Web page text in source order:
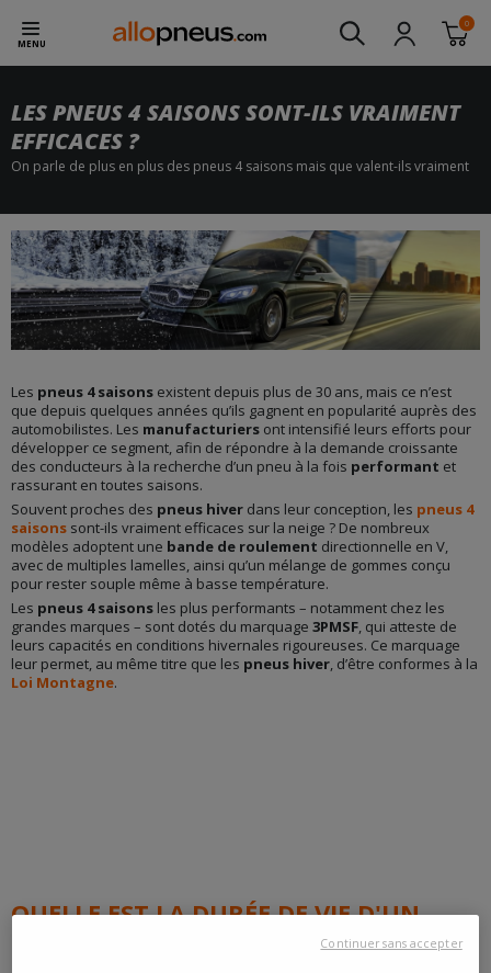
MENU
0
LES PNEUS 4 SAISONS SONT-ILS VRAIMENT
EFFICACES ?
On parle de plus en plus des pneus 4 saisons mais que valent-ils vraiment
Les pneus 4 saisons existent depuis plus de 30 ans, mais ce n’est
que depuis quelques années qu’ils gagnent en popularité auprès des
automobilistes. Les manufacturiers ont intensifié leurs efforts pour
développer ce segment, afin de répondre à la demande croissante
des conducteurs à la recherche d’un pneu à la fois performant et
rassurant en toutes saisons.
Souvent proches des pneus hiver dans leur conception, les pneus 4
saisons sont-ils vraiment efficaces sur la neige ? De nombreux
modèles adoptent une bande de roulement directionnelle en V,
avec de multiples lamelles, ainsi qu’un mélange de gommes conçu
pour rester souple même à basse température.
Les pneus 4 saisons les plus performants – notamment chez les
grandes marques – sont dotés du marquage 3PMSF, qui atteste de
leurs capacités en conditions hivernales rigoureuses. Ce marquage
leur permet, au même titre que les pneus hiver, d’être conformes à la
Loi Montagne.
QUELLE EST LA DURÉE DE VIE D'UN
Continuer sans accepter